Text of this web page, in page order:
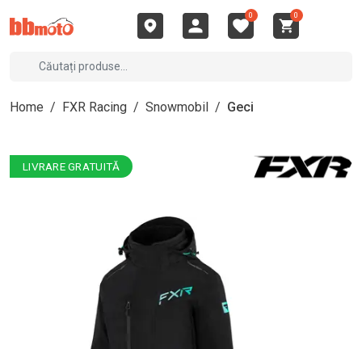
0 0
Home / FXR Racing / Snowmobil / Geci
LIVRARE GRATUITĂ